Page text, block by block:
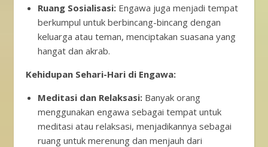
Ruang Sosialisasi: Engawa juga menjadi tempat
berkumpul untuk berbincang-bincang dengan
keluarga atau teman, menciptakan suasana yang
hangat dan akrab.
Kehidupan Sehari-Hari di Engawa:
Meditasi dan Relaksasi: Banyak orang
menggunakan engawa sebagai tempat untuk
meditasi atau relaksasi, menjadikannya sebagai
ruang untuk merenung dan menjauh dari